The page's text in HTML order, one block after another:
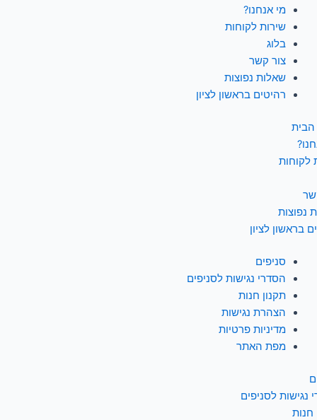
מי אנחנו?
שירות לקוחות
בלוג
צור קשר
שאלות נפוצות
רהיטים בראשון לציון
הבית
לקוחות
נפוצות
בראשון לציון
סניפים
הסדרי נגישות לסניפים
תקנון חנות
הצהרת נגישות
מדיניות פרטיות
מפת האתר
נגישות לסניפים
חנות